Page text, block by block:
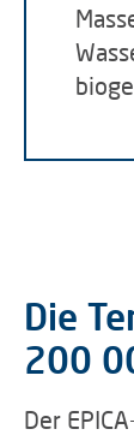
Die
200
Der